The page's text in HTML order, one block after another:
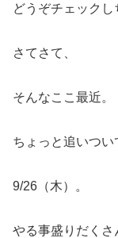
どうぞチェックし
さてさて、
そんなここ最近。
ちょっと追いつい
9/26（木）。
やる事盛りだくさ